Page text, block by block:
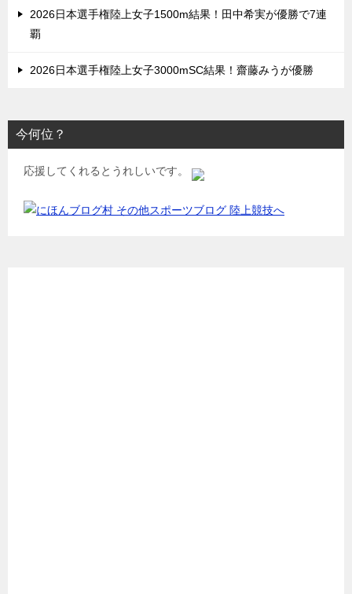
2026日本選手権陸上女子1500m結果！田中希実が優勝で7連
覇
2026日本選手権陸上女子3000mSC結果！齋藤みうが優勝
今何位？
応援してくれるとうれしいです。